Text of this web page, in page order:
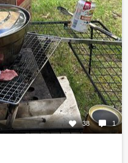
38 1